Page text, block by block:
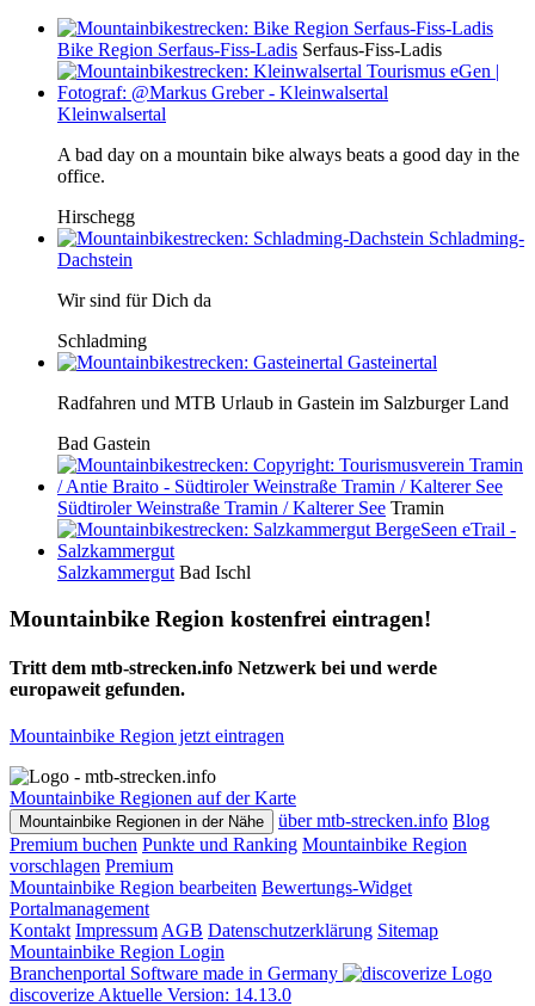
Bike Region Serfaus-Fiss-Ladis Serfaus-Fiss-Ladis
Kleinwalsertal
A bad day on a mountain bike always beats a good day in the
office.
Hirschegg
Schladming-
Dachstein
Wir sind für Dich da
Schladming
Gasteinertal
Radfahren und MTB Urlaub in Gastein im Salzburger Land
Bad Gastein
Südtiroler Weinstraße Tramin / Kalterer See Tramin
Salzkammergut Bad Ischl
Mountainbike Region kostenfrei eintragen!
Tritt dem mtb-strecken.info Netzwerk bei und werde
europaweit gefunden.
Mountainbike Region jetzt eintragen
Mountainbike Regionen auf der Karte
Mountainbike Regionen in der Nähe über mtb-strecken.info Blog
Premium buchen Punkte und Ranking Mountainbike Region
vorschlagen Premium
Mountainbike Region bearbeiten Bewertungs-Widget
Portalmanagement
Kontakt Impressum AGB Datenschutzerklärung Sitemap
Mountainbike Region Login
Branchenportal Software made in Germany
discoverize Aktuelle Version: 14.13.0